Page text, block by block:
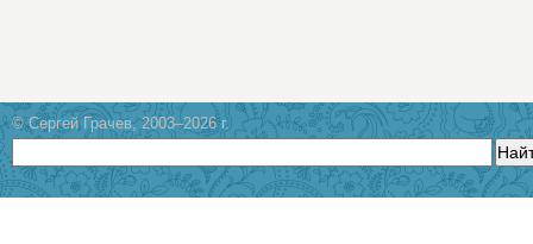
© Сергей Грачев, 2003–2026 г.